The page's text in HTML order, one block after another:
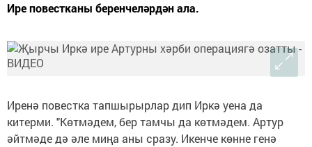
Ире повестканы беренчеләрдән ала.
Иренә повестка тапшырырлар дип Иркә уена да
китерми. "Көтмәдем, бер тамчы да көтмәдем. Артур
әйтмәде дә әле миңа аны сразу. Икенче көнне генә